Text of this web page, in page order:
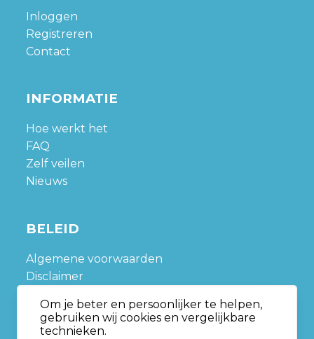
Om je beter en persoonlijker te helpen,
gebruiken wij cookies en vergelijkbare
technieken.
Inloggen
Registreren
Contact
INFORMATIE
Hoe werkt het
FAQ
Zelf veilen
Nieuws
BELEID
Algemene voorwaarden
Disclaimer
Sitemap